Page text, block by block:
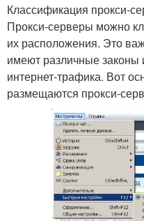
Классификация прокси-
Прокси-серверы можно
их расположения. Это
имеют различные
интернет-трафика. Вот
размещаются прокси-